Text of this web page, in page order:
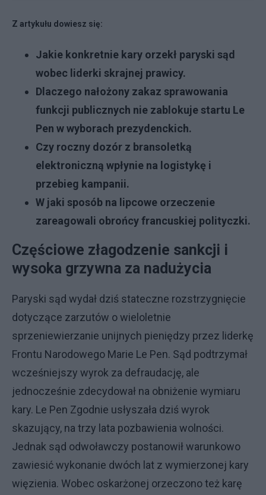
Z artykułu dowiesz się:
Jakie konkretnie kary orzekł paryski sąd
wobec liderki skrajnej prawicy.
Dlaczego nałożony zakaz sprawowania
funkcji publicznych nie zablokuje startu Le
Pen w wyborach prezydenckich.
Czy roczny dozór z bransoletką
elektroniczną wpłynie na logistykę i
przebieg kampanii.
W jaki sposób na lipcowe orzeczenie
zareagowali obrońcy francuskiej polityczki.
Częściowe złagodzenie sankcji i
wysoka grzywna za nadużycia
Paryski sąd wydał dziś stateczne rozstrzygnięcie
dotyczące zarzutów o wieloletnie
sprzeniewierzanie unijnych pieniędzy przez liderkę
Frontu Narodowego Marie Le Pen. Sąd podtrzymał
wcześniejszy wyrok za defraudację, ale
jednocześnie zdecydował na obniżenie wymiaru
kary. Le Pen Zgodnie usłyszała dziś wyrok
skazujący, na trzy lata pozbawienia wolności.
Jednak sąd odwoławczy postanowił warunkowo
zawiesić wykonanie dwóch lat z wymierzonej kary
więzienia. Wobec oskarżonej orzeczono też karę